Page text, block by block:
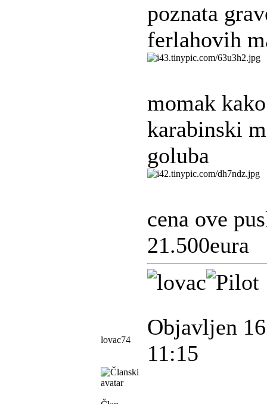
poznata
ferlahovih
momak
karabinski
goluba
cena ove
21.500eura
lovac74
Objavljen
11:15